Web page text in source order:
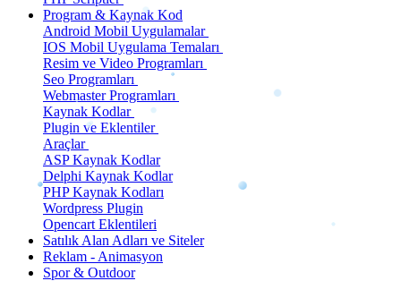
Program & Kaynak Kod
Android Mobil Uygulamalar
IOS Mobil Uygulama Temaları
Resim ve Video Programları
Seo Programları
Webmaster Programları
Kaynak Kodlar
Plugin ve Eklentiler
Araçlar
ASP Kaynak Kodlar
Delphi Kaynak Kodlar
PHP Kaynak Kodları
Wordpress Plugin
Opencart Eklentileri
Satılık Alan Adları ve Siteler
Reklam - Animasyon
Spor & Outdoor